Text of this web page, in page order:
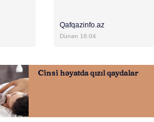
Qafqazinfo.az
Dünən 16:04